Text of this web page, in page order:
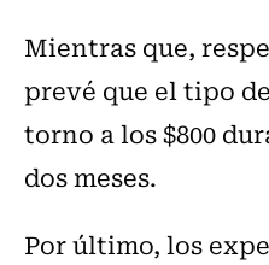
Mientras que,
prevé que el tipo
torno a los $800
dos meses.
Por último, los